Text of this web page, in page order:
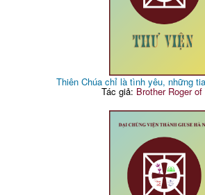
Thiên Chúa chỉ là tình yêu, những
Tác giả: Brother Roger of